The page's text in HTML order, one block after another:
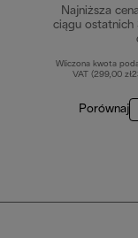
Najniższa
ciągu ostatnich
Wliczona kwota
VAT (299,00
Porównaj